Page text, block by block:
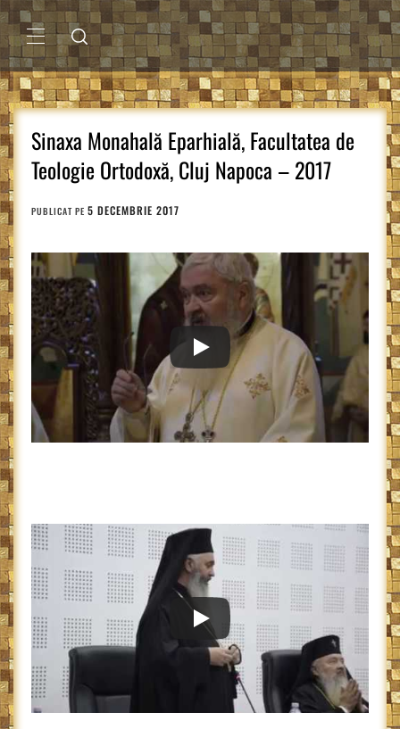
Sari
la
conținutMENIU
PRINCIPAL
Sinaxa Monahală Eparhială, Facultatea de
Teologie Ortodoxă, Cluj Napoca – 2017
PUBLICAT PE 5 DECEMBRIE 2017